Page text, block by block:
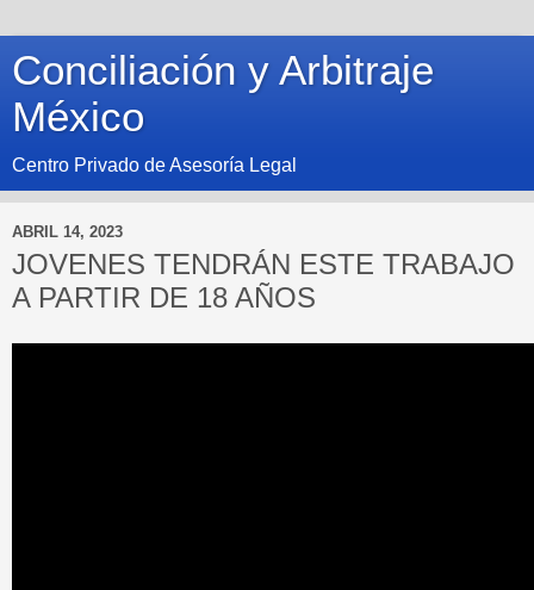
Conciliación y Arbitraje
México
Centro Privado de Asesoría Legal
ABRIL 14, 2023
JOVENES TENDRÁN ESTE TRABAJO
A PARTIR DE 18 AÑOS